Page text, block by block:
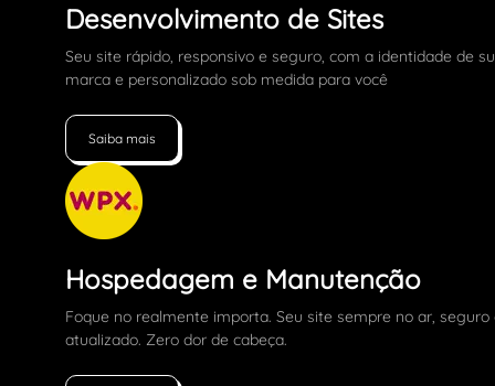
Desenvolvimento de Sites
Seu site rápido, responsivo e seguro, com a identidade de
marca e personalizado sob medida para você
Saiba mais
Hospedagem e Manutenção
Foque no realmente importa. Seu site sempre no ar, seguro
atualizado. Zero dor de cabeça.